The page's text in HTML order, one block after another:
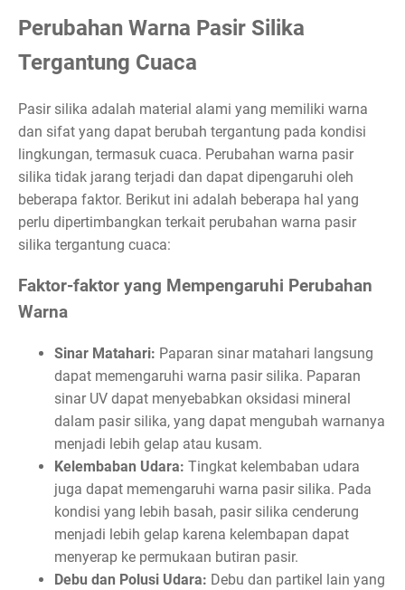
Perubahan Warna Pasir Silika
Tergantung Cuaca
Pasir silika adalah material alami yang memiliki warna
dan sifat yang dapat berubah tergantung pada kondisi
lingkungan, termasuk cuaca. Perubahan warna pasir
silika tidak jarang terjadi dan dapat dipengaruhi oleh
beberapa faktor. Berikut ini adalah beberapa hal yang
perlu dipertimbangkan terkait perubahan warna pasir
silika tergantung cuaca:
Faktor-faktor yang Mempengaruhi Perubahan
Warna
Sinar Matahari: Paparan sinar matahari langsung
dapat memengaruhi warna pasir silika. Paparan
sinar UV dapat menyebabkan oksidasi mineral
dalam pasir silika, yang dapat mengubah warnanya
menjadi lebih gelap atau kusam.
Kelembaban Udara: Tingkat kelembaban udara
juga dapat memengaruhi warna pasir silika. Pada
kondisi yang lebih basah, pasir silika cenderung
menjadi lebih gelap karena kelembapan dapat
menyerap ke permukaan butiran pasir.
Debu dan Polusi Udara: Debu dan partikel lain yang